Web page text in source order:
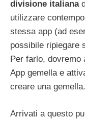
divisione italiana
utilizzare
stessa app (ad
possibile ripiegare
Per farlo, dovremo
App gemella e
creare una gemella.
Arrivati a questo